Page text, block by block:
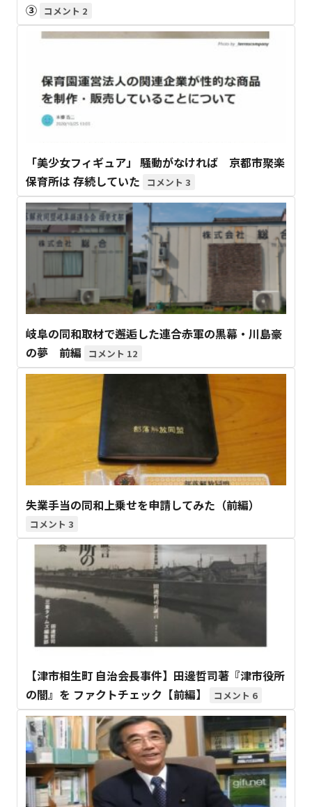
③ 2
「美少女フィギュア」 騒動がなければ 京都市聚楽
保育所は 存続していた
3
岐阜の同和取材で邂逅した連合赤軍の黒幕・川島豪
の夢 前編
12
失業手当の同和上乗せを申請してみた（前編）
3
【津市相生町 自治会長事件】田邊哲司著『津市役所
の闇』を ファクトチェック【前編】
6